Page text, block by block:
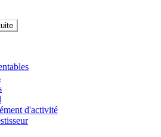
d'activité